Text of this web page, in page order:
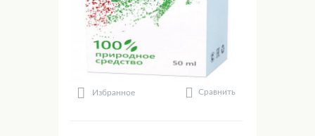
Избранное Сравнить